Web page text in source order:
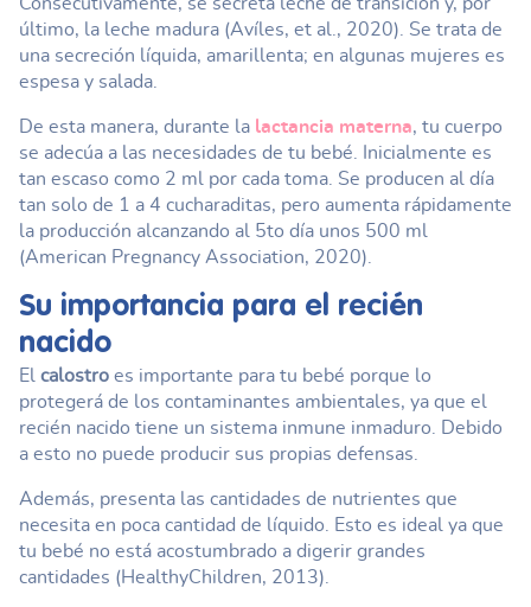
último, la leche madura (Avíles, et al., 2020). Se trata de
una secreción líquida, amarillenta; en algunas mujeres es
espesa y salada.
De esta manera, durante la lactancia materna, tu cuerpo
se adecúa a las necesidades de tu bebé. Inicialmente es
tan escaso como 2 ml por cada toma. Se producen al día
tan solo de 1 a 4 cucharaditas, pero aumenta rápidamente
la producción alcanzando al 5to día unos 500 ml
(American Pregnancy Association, 2020).
Su importancia para el recién
nacido
El calostro es importante para tu bebé porque lo
protegerá de los contaminantes ambientales, ya que el
recién nacido tiene un sistema inmune inmaduro. Debido
a esto no puede producir sus propias defensas.
Además, presenta las cantidades de nutrientes que
necesita en poca cantidad de líquido. Esto es ideal ya que
tu bebé no está acostumbrado a digerir grandes
cantidades (HealthyChildren, 2013).